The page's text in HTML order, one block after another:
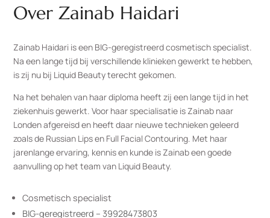
Over Zainab Haidari
Zainab Haidari is een BIG-geregistreerd cosmetisch specialist.
Na een lange tijd bij verschillende klinieken gewerkt te hebben,
is zij nu bij Liquid Beauty terecht gekomen.
Na het behalen van haar diploma heeft zij een lange tijd in het
ziekenhuis gewerkt. Voor haar specialisatie is Zainab naar
Londen afgereisd en heeft daar nieuwe technieken geleerd
zoals de Russian Lips en Full Facial Contouring. Met haar
jarenlange ervaring, kennis en kunde is Zainab een goede
aanvulling op het team van Liquid Beauty.
Cosmetisch specialist
BIG-geregistreerd – 39928473803